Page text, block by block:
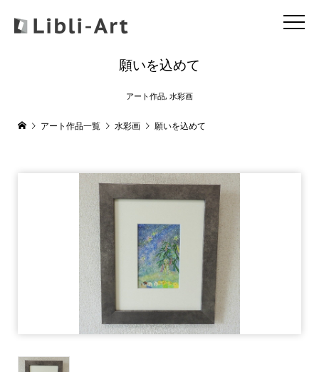
願いを込めて
アート作品, 水彩画
アート作品一覧 水彩画 願いを込めて